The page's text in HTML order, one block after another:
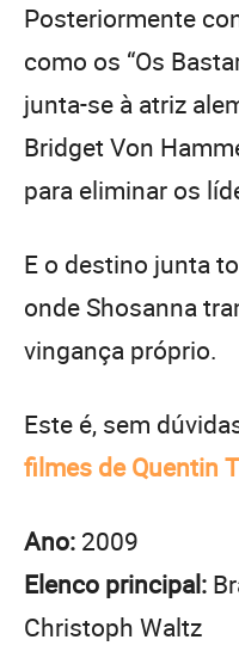
Posteriormente
como os “Os
junta-se à atriz
Bridget Von
para eliminar os
E o destino junta
onde Shosanna
vingança próprio.
Este é, sem
filmes de Quentin
Ano: 2009
Elenco principal:
Christoph Waltz